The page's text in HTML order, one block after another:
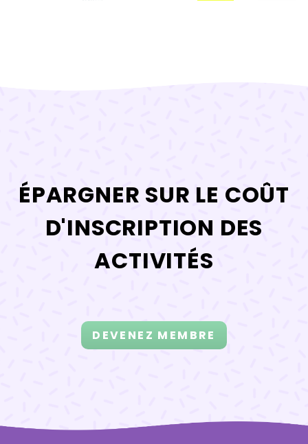
ÉPARGNER SUR LE COÛT
D'INSCRIPTION DES
ACTIVITÉS
DEVENEZ MEMBRE